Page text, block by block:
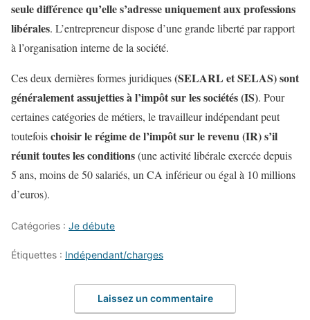
seule différence qu’elle s’adresse uniquement aux professions
libérales. L’entrepreneur dispose d’une grande liberté par rapport
à l’organisation interne de la société.
Ces deux dernières formes juridiques(SELARL et SELAS) sont
généralement assujetties à l’impôt sur les sociétés (IS). Pour
certaines catégories de métiers, le travailleur indépendant peut
toutefoischoisir le régime de l’impôt sur le revenu (IR) s’il
réunit toutes les conditions(une activité libérale exercée depuis
5 ans, moins de 50 salariés, un CA inférieur ou égal à 10 millions
d’euros).
Catégories : Je débute
Étiquettes : Indépendant/charges
Laissez un commentaire